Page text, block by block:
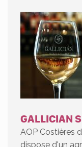
GALLICIAN
AOP Costières
dispose d'un